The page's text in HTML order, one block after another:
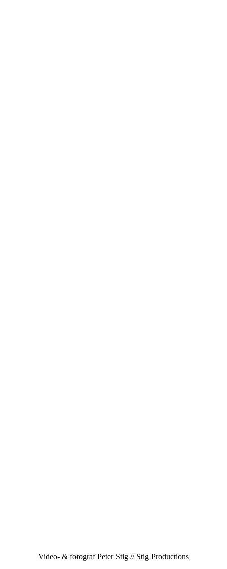
Video- & fotograf Peter Stig // Stig Productions